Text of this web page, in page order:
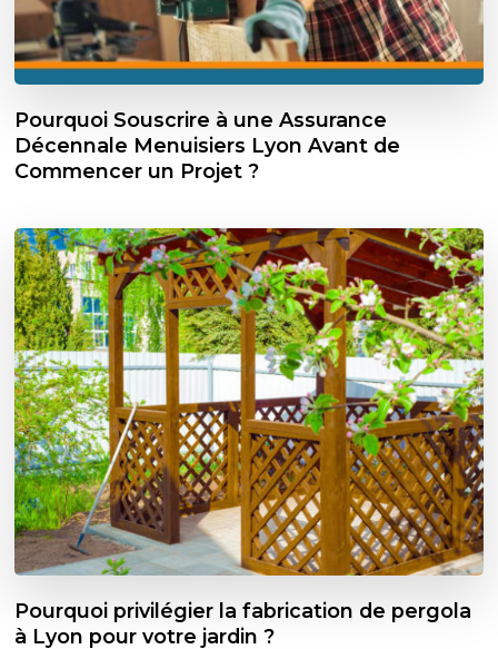
Pourquoi Souscrire à une Assurance
Décennale Menuisiers Lyon Avant de
Commencer un Projet ?
Pourquoi privilégier la fabrication de pergola
à Lyon pour votre jardin ?